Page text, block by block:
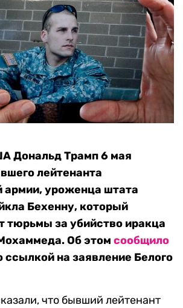
Дональд Трамп 6 мая
лейтенанта
армии, уроженца штата
Бехенну, который
тюрьмы за убийство иракца
Об этом сообщило
ссылкой на заявление Белого
что бывший лейтенант